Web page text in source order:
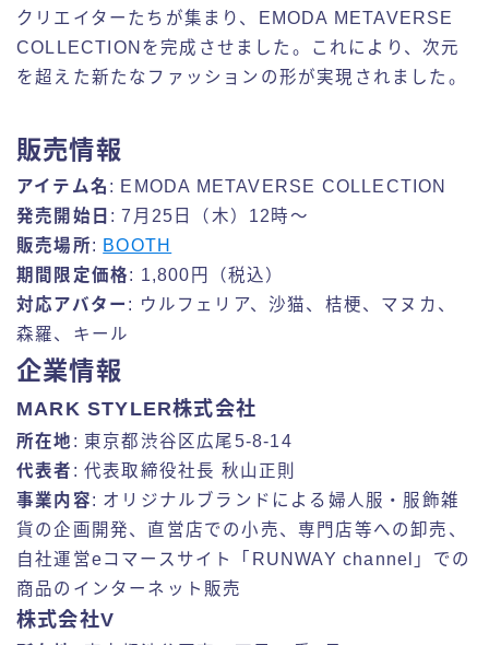
クリエイターたちが集まり、EMODA METAVERSE
COLLECTIONを完成させました。これにより、次元
を超えた新たなファッションの形が実現されました。
販売情報
アイテム名 : EMODA METAVERSE COLLECTION
発売開始日 : 7月25日（木）12時〜
販売場所: BOOTH
期間限定価格: 1,800円（税込）
対応アバター : ウルフェリア、沙猫、桔梗、マヌカ、
森羅、キール
企業情報
MARK STYLER株式会社
所在地 : 東京都渋谷区広尾5-8-14
代表者 : 代表取締役社長 秋山正則
事業内容: オリジナルブランドによる婦人服・服飾雑
貨の企画開発、直営店での小売、専門店等への卸売、
自社運営eコマースサイト「RUNWAY channel」での
商品のインターネット販売
株式会社V